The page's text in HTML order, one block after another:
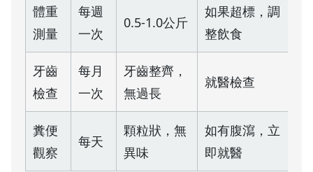
體重
測量
每週
一次
0.5-1.0公斤
如果超標，調
整飲食
牙齒
檢查
每月
一次
牙齒整齊，
無過長
就醫檢查
糞便
觀察
每天
顆粒狀，無
異味
如有腹瀉，立
即就醫